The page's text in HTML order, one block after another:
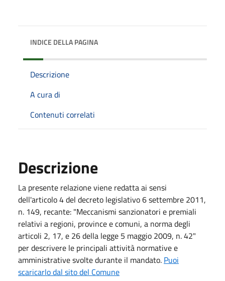
INDICE DELLA PAGINA
Descrizione
A cura di
Contenuti correlati
Descrizione
La presente relazione viene redatta ai sensi
dell'articolo 4 del decreto legislativo 6 settembre 2011,
n. 149, recante: "Meccanismi sanzionatori e premiali
relativi a regioni, province e comuni, a norma degli
articoli 2, 17, e 26 della legge 5 maggio 2009, n. 42"
per descrivere le principali attività normative e
amministrative svolte durante il mandato. Puoi
scaricarlo dal sito del Comune